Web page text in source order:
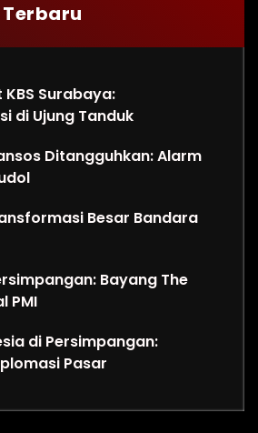
Terbaru
KBS Surabaya:
di Ujung Tanduk
Ditangguhkan: Alarm
Besar Bandara
Bayang The
PMI
di Persimpangan:
Pasar